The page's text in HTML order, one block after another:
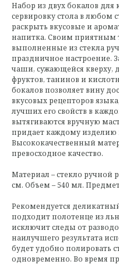
Набор из двух бокалов для
сервировку стола в любом
раскрыть вкусовые и
напитка. Своим приятным
выполненные из стекла
праздничное настроение.
чаши, сужающейся кверху,
фруктов, танинов и
бокалов позволяет вину
вкусовых рецепторов
лучших его свойств в
вытягиваются вручную
придает каждому изделию
Высококачественный
превосходное качество.
Материал – стекло ручной
см. Объем – 540 мл.
Рекомендуется
подходит полотенце из
исключит следы от
наилучшего результата
будет удобно полировать
одновременно. Во время